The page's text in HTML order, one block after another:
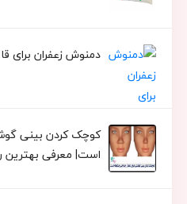
دمنوش زعفران برای
کوچک کردن بینی
است| معرفی